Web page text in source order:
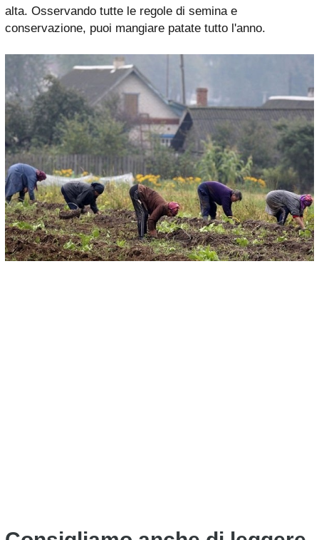
alta. Osservando tutte le regole di semina e
conservazione, puoi mangiare patate tutto l'anno.